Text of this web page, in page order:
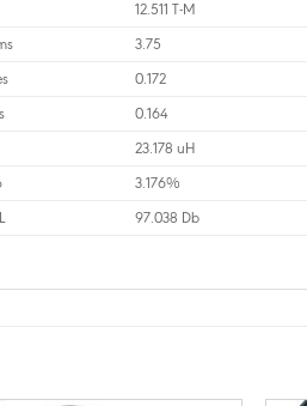
12.511 T-M
3.75
0.172
0.164
23.178 uH
3.176%
97.038 Db